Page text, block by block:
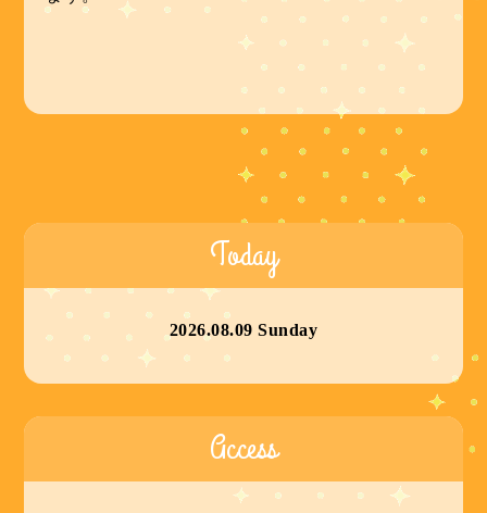
Today
2026.08.09 Sunday
Access